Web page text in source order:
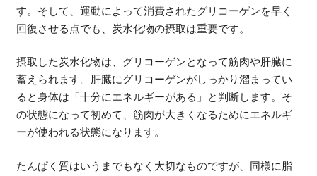
す。そして、運動によって消費されたグリコーゲンを早く
回復させる点でも、炭水化物の摂取は重要です。
摂取した炭水化物は、グリコーゲンとなって筋肉や肝臓に
蓄えられます。肝臓にグリコーゲンがしっかり溜まってい
ると身体は「十分にエネルギーがある」と判断します。そ
の状態になって初めて、筋肉が大きくなるためにエネルギ
ーが使われる状態になります。
たんぱく質はいうまでもなく大切なものですが、同様に脂